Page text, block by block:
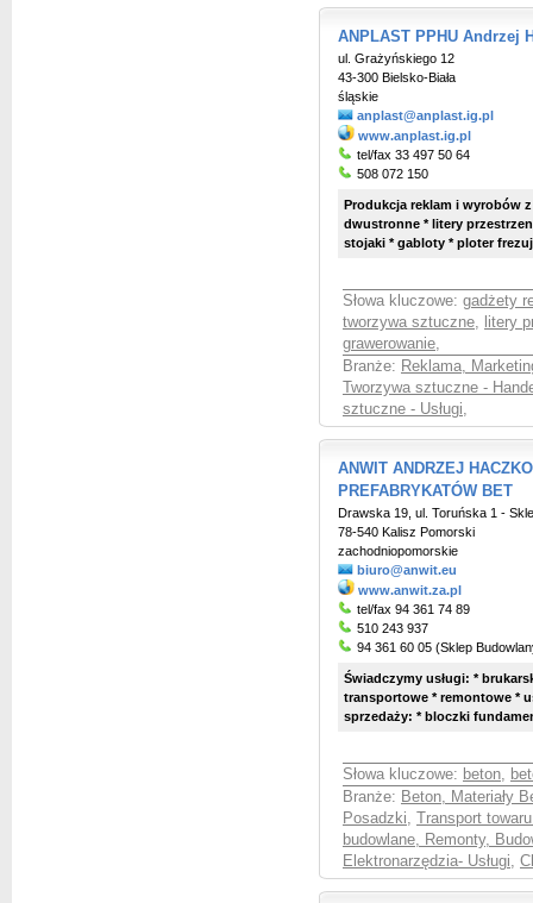
ANPLAST PPHU Andrzej
ul. Grażyńskiego 12
43-300 Bielsko-Biała
śląskie
anplast@anplast.ig.pl
www.anplast.ig.pl
tel/fax 33 497 50 64
508 072 150
Produkcja reklam i wyrobów
dwustronne * litery
stojaki * gabloty * ploter
Słowa kluczowe: gadżety
tworzywa sztuczne,
litery
grawerowanie,
Branże: Reklama,
Tworzywa sztuczne -
sztuczne - Usługi,
ANWIT ANDRZEJ
PREFABRYKATÓW BET
Drawska 19, ul. Toruńska 1 -
78-540 Kalisz Pomorski
zachodniopomorskie
biuro@anwit.eu
www.anwit.za.pl
tel/fax 94 361 74 89
510 243 937
94 361 60 05 (Sklep
Świadczymy usługi: *
transportowe * remontowe *
sprzedaży: * bloczki
Słowa kluczowe: beton,
Branże: Beton, Materiały
Posadzki,
Transport
budowlane, Remonty,
Elektronarzędzia- Usługi,